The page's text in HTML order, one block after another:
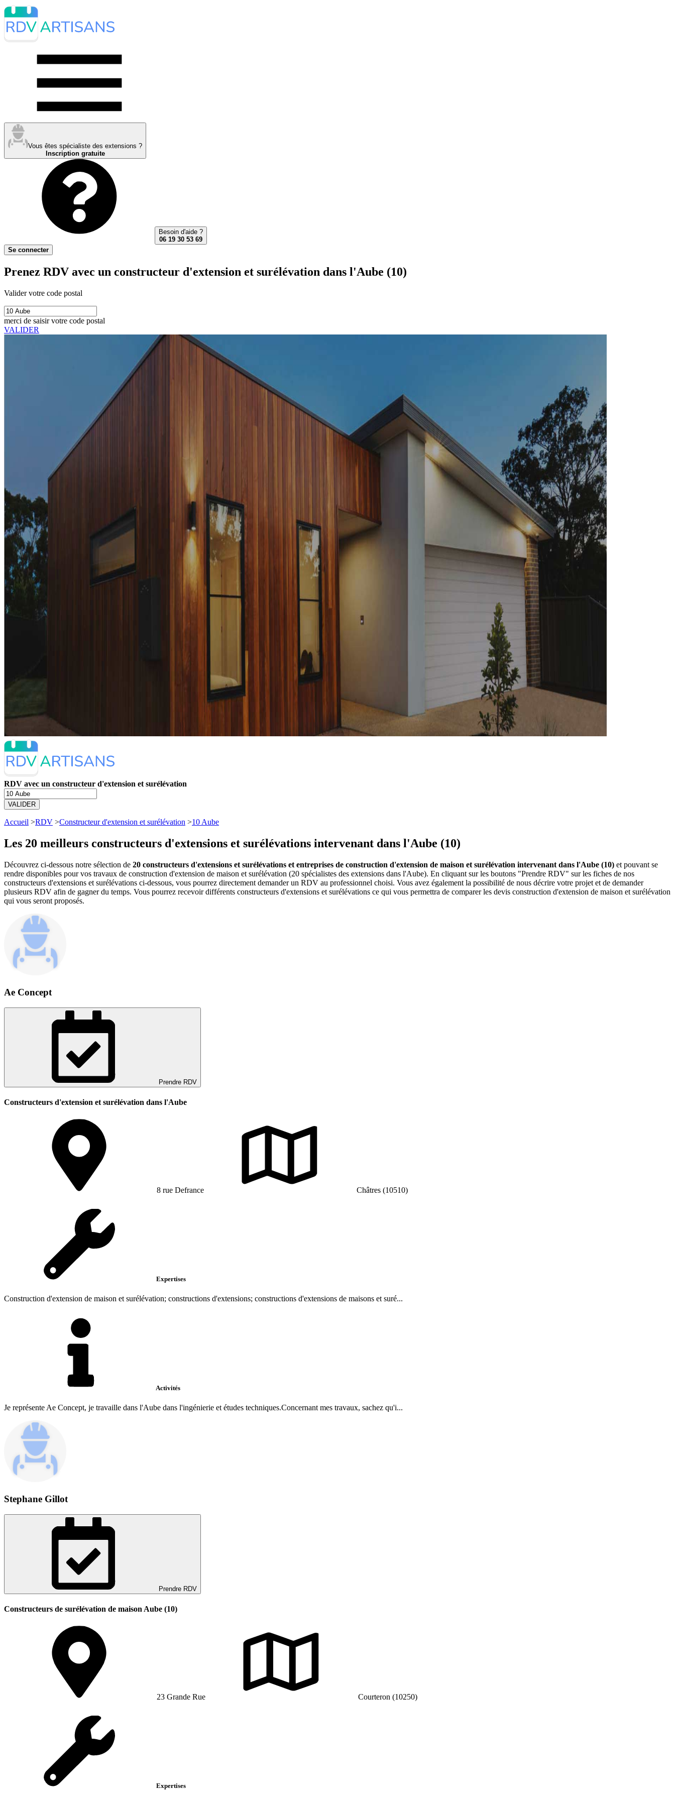
Vous êtes spécialiste des extensions ?
Inscription gratuite
Besoin d'aide ?
06 19 30 53 69
Se connecter
Prenez RDV avec un constructeur d'extension et surélévation dans l'Aube (10)
Valider votre code postal
merci de saisir votre code postal
VALIDER
RDV avec un constructeur d'extension et surélévation
VALIDER
Accueil >RDV >Constructeur d'extension et surélévation >10 Aube
Les 20 meilleurs constructeurs d'extensions et surélévations intervenant dans l'Aube (10)
Découvrez ci-dessous notre sélection de 20 constructeurs d'extensions et surélévations et entreprises de construction d'extension de maison et surélévation intervenant dans l'Aube (10) et pouvant se
rendre disponibles pour vos travaux de construction d'extension de maison et surélévation (20 spécialistes des extensions dans l'Aube). En cliquant sur les boutons "Prendre RDV" sur les fiches de nos
constructeurs d'extensions et surélévations ci-dessous, vous pourrez directement demander un RDV au professionnel choisi. Vous avez également la possibilité de nous décrire votre projet et de demander
plusieurs RDV afin de gagner du temps. Vous pourrez recevoir différents constructeurs d'extensions et surélévations ce qui vous permettra de comparer les devis construction d'extension de maison et surélévation
qui vous seront proposés.
Ae Concept
Prendre RDV
Constructeurs d'extension et surélévation dans l'Aube
8 rue Defrance Châtres (10510)
Expertises
Construction d'extension de maison et surélévation; constructions d'extensions; constructions d'extensions de maisons et suré...
Activités
Je représente Ae Concept, je travaille dans l'Aube dans l'ingénierie et études techniques.Concernant mes travaux, sachez qu'i...
Stephane Gillot
Prendre RDV
Constructeurs de surélévation de maison Aube (10)
23 Grande Rue Courteron (10250)
Expertises